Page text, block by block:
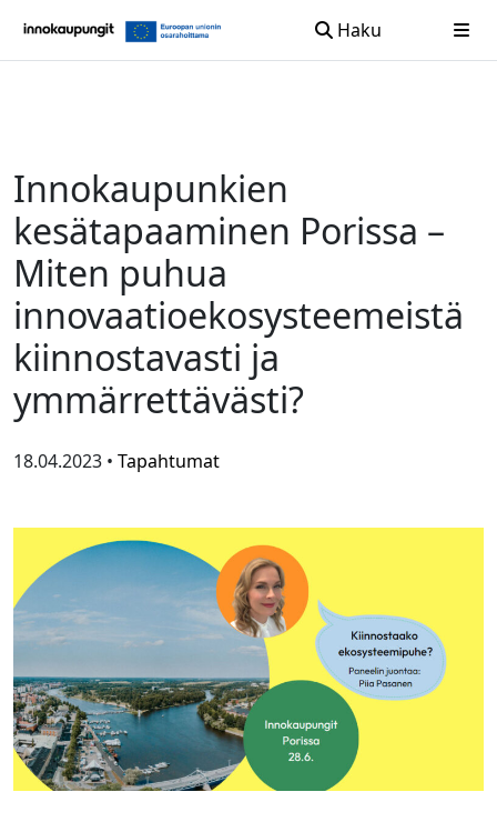
Haku
Innokaupunkien
kesätapaaminen Porissa –
Miten puhua
innovaatioekosysteemeistä
kiinnostavasti ja
ymmärrettävästi?
18.04.2023 • Tapahtumat